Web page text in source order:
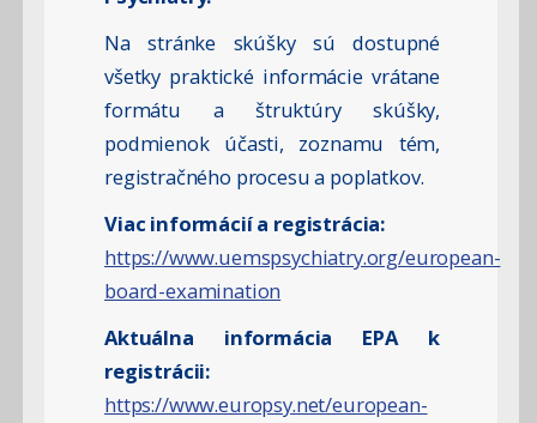
Na stránke skúšky sú dostupné
všetky praktické informácie vrátane
formátu a štruktúry skúšky,
podmienok účasti, zoznamu tém,
registračného procesu a poplatkov.
Viac informácií a registrácia:
https://www.uemspsychiatry.org/european-
board-examination
Aktuálna informácia EPA k
registrácii:
https://www.europsy.net/european-